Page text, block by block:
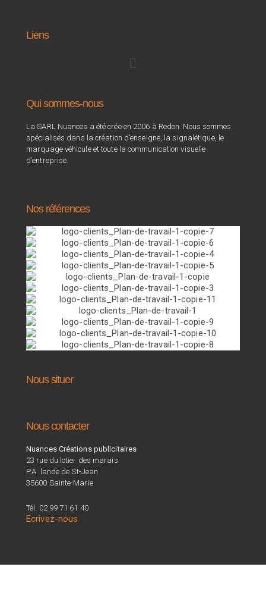
Liens
Qui sommes-nous
La SARL Nuances a été crée en 2006 à Redon. Nous sommes
spécialisés dans la création d’enseigne, la signalétique, le
marquage véhicule et toute la communication visuelle
d’entreprise.
Nos références
Nous situer
Nous contacter
Nuances Créations publicitaires
23 rue du lotier des marais
P.A. lande de St-Jean
35600 Sainte-Marie
Tél. 02 99 71 61 40
Ecrivez-nous